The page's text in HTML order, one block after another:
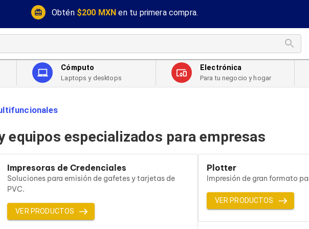
Obtén $200 MXN en tu primera compra.
Cómputo
Laptops y desktops
Electrónica
Para tu negocio y hogar
especializados para empresas
Impresoras de Credenciales
Soluciones para emisión de gafetes y tarjetas de
PVC.
VER PRODUCTOS
Plotter
Impresión de gran formato
VER PRODUCTOS